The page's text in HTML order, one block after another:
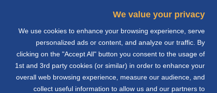
We value your privacy
We use cookies to enhance your browsing experience, serve
personalized ads or content, and analyze our traffic. By
clicking on the "Accept All" button you consent to the usage of
1st and 3rd party cookies (or similar) in order to enhance your
overall web browsing experience, measure our audience, and
collect useful information to allow us and our partners to